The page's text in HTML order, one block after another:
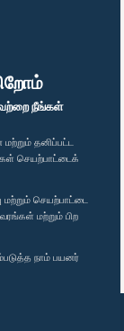
நீங்கள்
தனிப்பட்ட
செயற்பாட்டைக்
மற்றும் செயற்பாட்டை
மற்றும் பிற
நாம் பயனர்